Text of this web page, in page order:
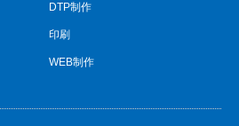
DTP制作
印刷
WEB制作